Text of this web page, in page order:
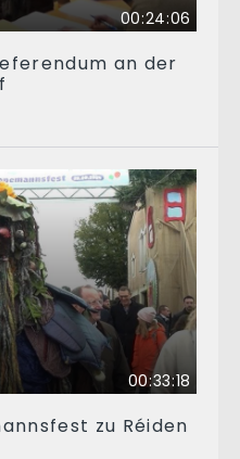
00:24:06
an der
00:33:18
zu Réiden